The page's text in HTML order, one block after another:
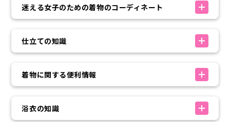
迷える女子のための着物のコーディネート
仕立ての知識
着物に関する便利情報
浴衣の知識